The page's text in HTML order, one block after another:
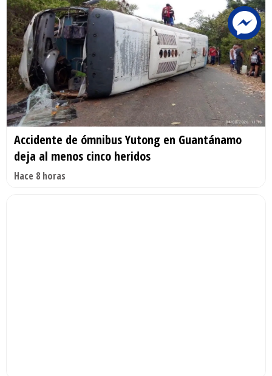
Accidente de ómnibus Yutong en Guantánamo
deja al menos cinco heridos
Hace 8 horas